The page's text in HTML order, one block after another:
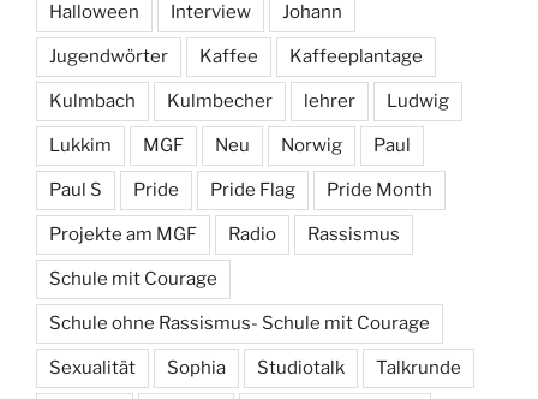
Halloween Interview Johann
Jugendwörter Kaffee Kaffeeplantage
Kulmbach Kulmbecher lehrer Ludwig
Lukkim MGF Neu Norwig Paul
Paul S Pride Pride Flag Pride Month
Projekte am MGF Radio Rassismus
Schule mit Courage
Schule ohne Rassismus- Schule mit Courage
Sexualität Sophia Studiotalk Talkrunde